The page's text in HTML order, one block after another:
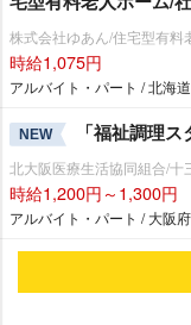
株式会社ゆあん/住宅型有料
時給1,075円
アルバイト・パート / 北海道
NEW 「福祉調理
北大阪医療生活協同組合/十
時給1,200円～1,300円
アルバイト・パート / 大阪府